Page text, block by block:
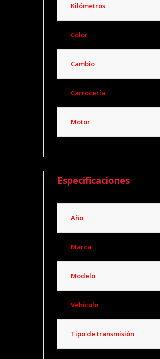
Kilómetros
Color
Cambio
Carrocería
Motor
Especificaciones
Año
Marca
Modelo
Vehículo
Tipo de transmisión